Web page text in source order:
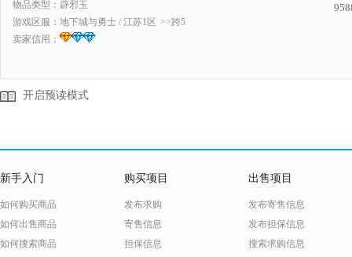
物品类型：辟邪玉
游戏区服： 地下城与勇士 / 江苏1区 >>跨5
卖家信用：
开启预读模式
新手入门
如何购买商品
如何出售商品
如何搜索商品
购买项目
发布求购
寄售信息
担保信息
出售项目
发布寄售信息
发布担保信息
搜索求购信息